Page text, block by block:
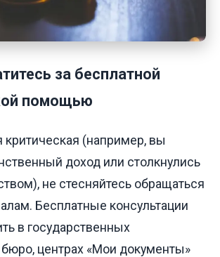
за бесплатной
помощью
критическая (например, вы
доход или столкнулись
не стесняйтесь обращаться
Бесплатные консультации
в государственных
центрах «Мои документы»